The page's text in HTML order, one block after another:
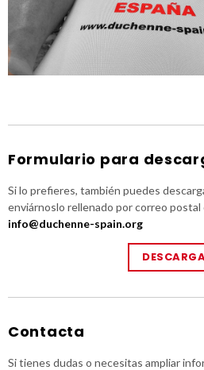
Formulario para
Si lo prefieres, también puedes
enviárnoslo rellenado por correo
info@duchenne-spain.org
Contacta
Si tienes dudas o necesitas ampliar